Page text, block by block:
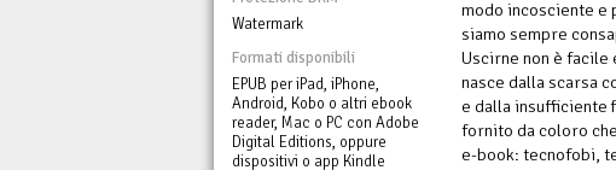
Watermark
Formati disponibili
EPUB per iPad, iPhone,
Android, Kobo o altri ebook
reader, Mac o PC con Adobe
Digital Editions, oppure
dispositivi o app Kindle
modo incosciente e
siamo sempre
Uscirne non è facile
nasce dalla scarsa
e dalla insufficiente
fornito da coloro
e-book: tecnofobi,